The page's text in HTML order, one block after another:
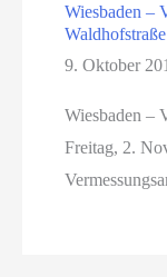
Wiesbaden –
9. Oktober
Wiesbaden –
Freitag, 2.